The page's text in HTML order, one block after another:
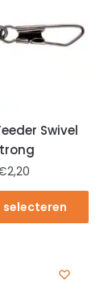
Swivel
2,20
selecteren